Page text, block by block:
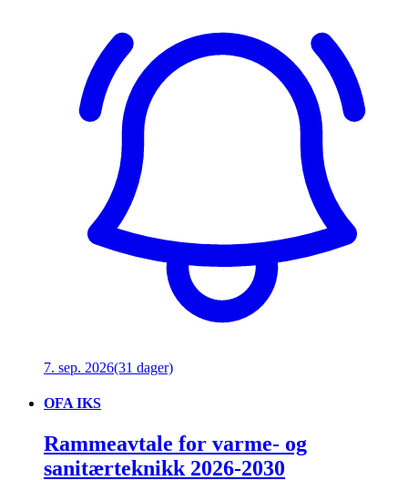
7. sep. 2026(31 dager)
OFA IKS
Rammeavtale for varme- og
sanitærteknikk 2026-2030